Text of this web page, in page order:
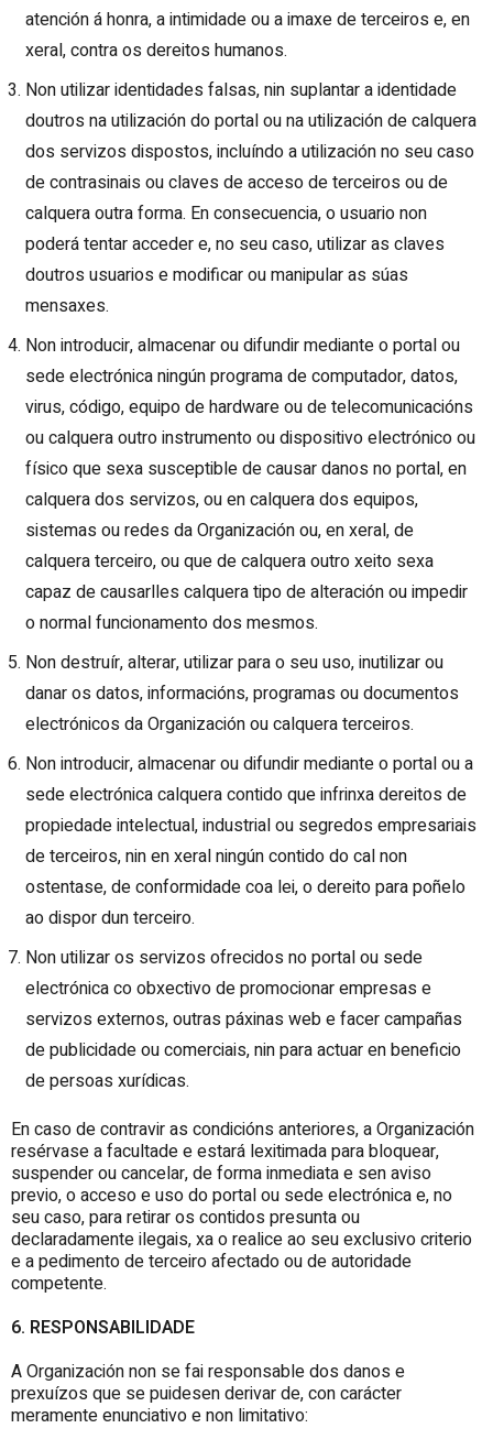
atención á honra, a intimidade ou a imaxe de terceiros e, en
xeral, contra os dereitos humanos.
Non utilizar identidades falsas, nin suplantar a identidade
doutros na utilización do portal ou na utilización de calquera
dos servizos dispostos, incluíndo a utilización no seu caso
de contrasinais ou claves de acceso de terceiros ou de
calquera outra forma. En consecuencia, o usuario non
poderá tentar acceder e, no seu caso, utilizar as claves
doutros usuarios e modificar ou manipular as súas
mensaxes.
Non introducir, almacenar ou difundir mediante o portal ou
sede electrónica ningún programa de computador, datos,
virus, código, equipo de hardware ou de telecomunicacións
ou calquera outro instrumento ou dispositivo electrónico ou
físico que sexa susceptible de causar danos no portal, en
calquera dos servizos, ou en calquera dos equipos,
sistemas ou redes da Organización ou, en xeral, de
calquera terceiro, ou que de calquera outro xeito sexa
capaz de causarlles calquera tipo de alteración ou impedir
o normal funcionamento dos mesmos.
Non destruír, alterar, utilizar para o seu uso, inutilizar ou
danar os datos, informacións, programas ou documentos
electrónicos da Organización ou calquera terceiros.
Non introducir, almacenar ou difundir mediante o portal ou a
sede electrónica calquera contido que infrinxa dereitos de
propiedade intelectual, industrial ou segredos empresariais
de terceiros, nin en xeral ningún contido do cal non
ostentase, de conformidade coa lei, o dereito para poñelo
ao dispor dun terceiro.
Non utilizar os servizos ofrecidos no portal ou sede
electrónica co obxectivo de promocionar empresas e
servizos externos, outras páxinas web e facer campañas
de publicidade ou comerciais, nin para actuar en beneficio
de persoas xurídicas.
En caso de contravir as condicións anteriores, a Organización
resérvase a facultade e estará lexitimada para bloquear,
suspender ou cancelar, de forma inmediata e sen aviso
previo, o acceso e uso do portal ou sede electrónica e, no
seu caso, para retirar os contidos presunta ou
declaradamente ilegais, xa o realice ao seu exclusivo criterio
e a pedimento de terceiro afectado ou de autoridade
competente.
6. RESPONSABILIDADE
A Organización non se fai responsable dos danos e
prexuízos que se puidesen derivar de, con carácter
meramente enunciativo e non limitativo: